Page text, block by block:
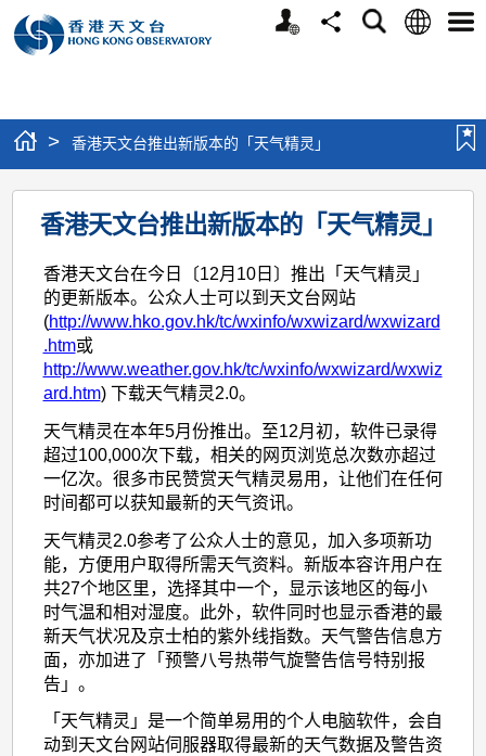
个
分
搜
语
选
> 香港天文台推出新版本的「天气精灵」
香
港
推
出
「天
灵」
香港天文台推出新版本的「天气精灵」
香港天文台在今日〔12月10日〕推出「天气精灵」
的更新版本。公众人士可以到天文台网站
(http://www.hko.gov.hk/tc/wxinfo/wxwizard/wxwizard
.htm或
http://www.weather.gov.hk/tc/wxinfo/wxwizard/wxwiz
ard.htm) 下载天气精灵2.0。
天气精灵在本年5月份推出。至12月初，软件已录得
超过100,000次下载，相关的网页浏览总次数亦超过
一亿次。很多市民赞赏天气精灵易用，让他们在任何
时间都可以获知最新的天气资讯。
天气精灵2.0参考了公众人士的意见，加入多项新功
能，方便用户取得所需天气资料。新版本容许用户在
共27个地区里，选择其中一个，显示该地区的每小
时气温和相对湿度。此外，软件同时也显示香港的最
新天气状况及京士柏的紫外线指数。天气警告信息方
面，亦加进了「预警八号热带气旋警告信号特别报
告」。
「天气精灵」是一个简单易用的个人电脑软件，会自
动到天文台网站伺服器取得最新的天气数据及警告资